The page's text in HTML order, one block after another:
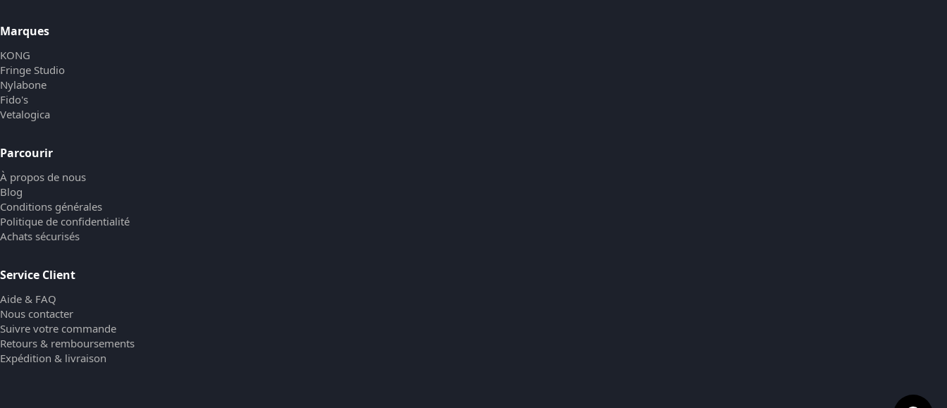
Marques
KONG
Fringe Studio
Nylabone
Fido's
Vetalogica
Parcourir
À propos de nous
Blog
Conditions générales
Politique de confidentialité
Achats sécurisés
Service Client
Aide & FAQ
Nous contacter
Suivre votre commande
Retours & remboursements
Expédition & livraison